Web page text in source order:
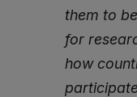
them to
for
how
participate